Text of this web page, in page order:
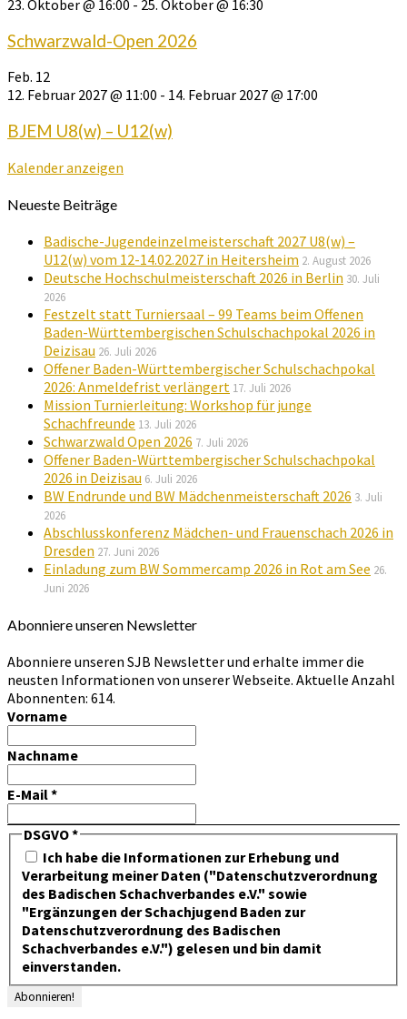
23. Oktober @ 16:00 - 25. Oktober @ 16:30
Schwarzwald-Open 2026
Feb. 12
12. Februar 2027 @ 11:00 - 14. Februar 2027 @ 17:00
BJEM U8(w) – U12(w)
Kalender anzeigen
Neueste Beiträge
Badische-Jugendeinzelmeisterschaft 2027 U8(w) –
U12(w) vom 12-14.02.2027 in Heitersheim 2. August 2026
Deutsche Hochschulmeisterschaft 2026 in Berlin 30. Juli
2026
Festzelt statt Turniersaal – 99 Teams beim Offenen
Baden-Württembergischen Schulschachpokal 2026 in
Deizisau 26. Juli 2026
Offener Baden-Württembergischer Schulschachpokal
2026: Anmeldefrist verlängert 17. Juli 2026
Mission Turnierleitung: Workshop für junge
Schachfreunde 13. Juli 2026
Schwarzwald Open 2026 7. Juli 2026
Offener Baden-Württembergischer Schulschachpokal
2026 in Deizisau 6. Juli 2026
BW Endrunde und BW Mädchenmeisterschaft 2026 3. Juli
2026
Abschlusskonferenz Mädchen- und Frauenschach 2026 in
Dresden 27. Juni 2026
Einladung zum BW Sommercamp 2026 in Rot am See 26.
Juni 2026
Abonniere unseren Newsletter
Abonniere unseren SJB Newsletter und erhalte immer die
neusten Informationen von unserer Webseite. Aktuelle Anzahl
Abonnenten: 614.
Vorname
Nachname
E-Mail*
DSGVO*
Ich habe die Informationen zur Erhebung und
Verarbeitung meiner Daten ("Datenschutzverordnung
des Badischen Schachverbandes e.V." sowie
"Ergänzungen der Schachjugend Baden zur
Datenschutzverordnung des Badischen
Schachverbandes e.V.") gelesen und bin damit
einverstanden.